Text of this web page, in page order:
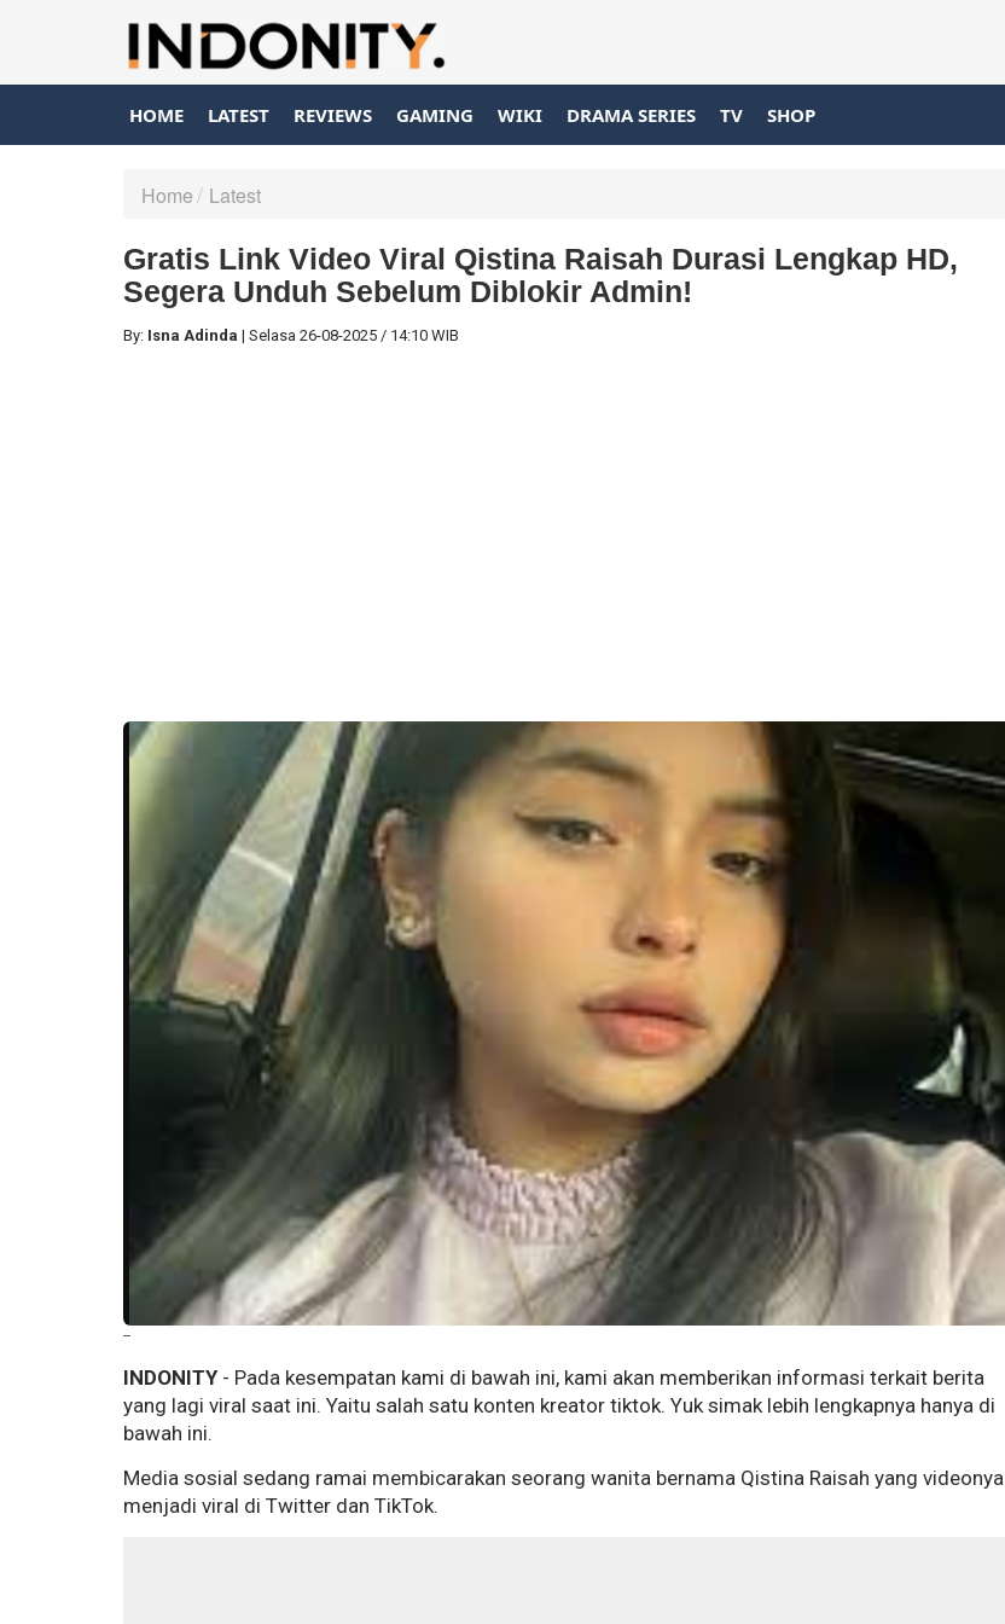
HOME LATEST REVIEWS GAMING WIKI DRAMA SERIES TV SHOP
Home Latest
Gratis Link Video Viral Qistina Raisah Durasi Lengkap HD,
Segera Unduh Sebelum Diblokir Admin!
By: Isna Adinda | Selasa 26-08-2025 / 14:10 WIB
--
INDONITY- Pada kesempatan kami di bawah ini, kami akan memberikan informasi terkait berita
yang lagi viral saat ini. Yaitu salah satu konten kreator tiktok. Yuk simak lebih lengkapnya hanya di
bawah ini.
Media sosial sedang ramai membicarakan seorang wanita bernama Qistina Raisah yang videonya
menjadi viral di Twitter dan TikTok.